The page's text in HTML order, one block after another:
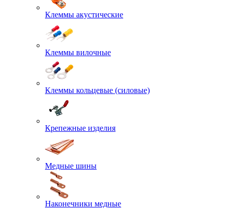
Клеммы акустические
Клеммы вилочные
Клеммы кольцевые (силовые)
Крепежные изделия
Медные шины
Наконечники медные